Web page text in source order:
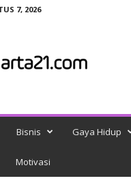
7, 2026
Bisnis Gaya Hidup
Motivasi